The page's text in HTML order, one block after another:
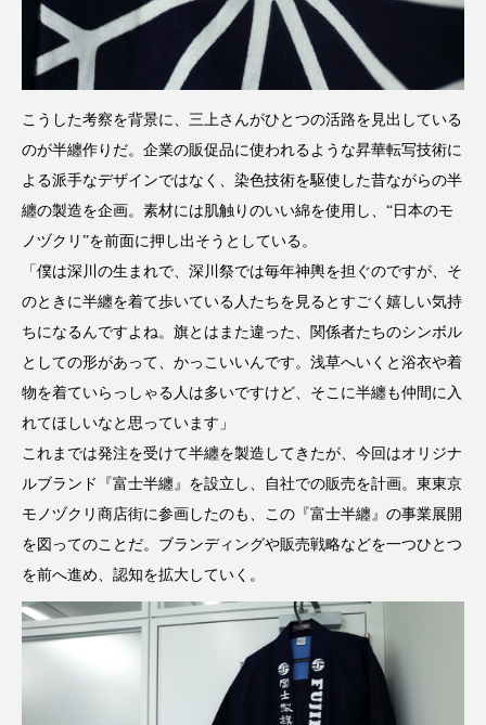
こうした考察を背景に、三上さんがひとつの活路を見出している
のが半纏作りだ。企業の販促品に使われるような昇華転写技術に
よる派手なデザインではなく、染色技術を駆使した昔ながらの半
纏の製造を企画。素材には肌触りのいい綿を使用し、“日本のモ
ノヅクリ”を前面に押し出そうとしている。
「僕は深川の生まれで、深川祭では毎年神輿を担ぐのですが、そ
のときに半纏を着て歩いている人たちを見るとすごく嬉しい気持
ちになるんですよね。旗とはまた違った、関係者たちのシンボル
としての形があって、かっこいいんです。浅草へいくと浴衣や着
物を着ていらっしゃる人は多いですけど、そこに半纏も仲間に入
れてほしいなと思っています」
これまでは発注を受けて半纏を製造してきたが、今回はオリジナ
ルブランド『富士半纏』を設立し、自社での販売を計画。東東京
モノヅクリ商店街に参画したのも、この『富士半纏』の事業展開
を図ってのことだ。ブランディングや販売戦略などを一つひとつ
を前へ進め、認知を拡大していく。